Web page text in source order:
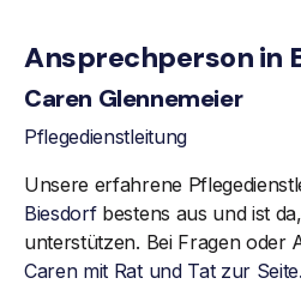
Ansprechperson in
Caren Glennemeier
Pflegedienstleitung
Unsere erfahrene
Biesdorfbestens aus und ist
unterstützen. Bei Fragen oder
Caren mit Rat und Tat zur Seite.